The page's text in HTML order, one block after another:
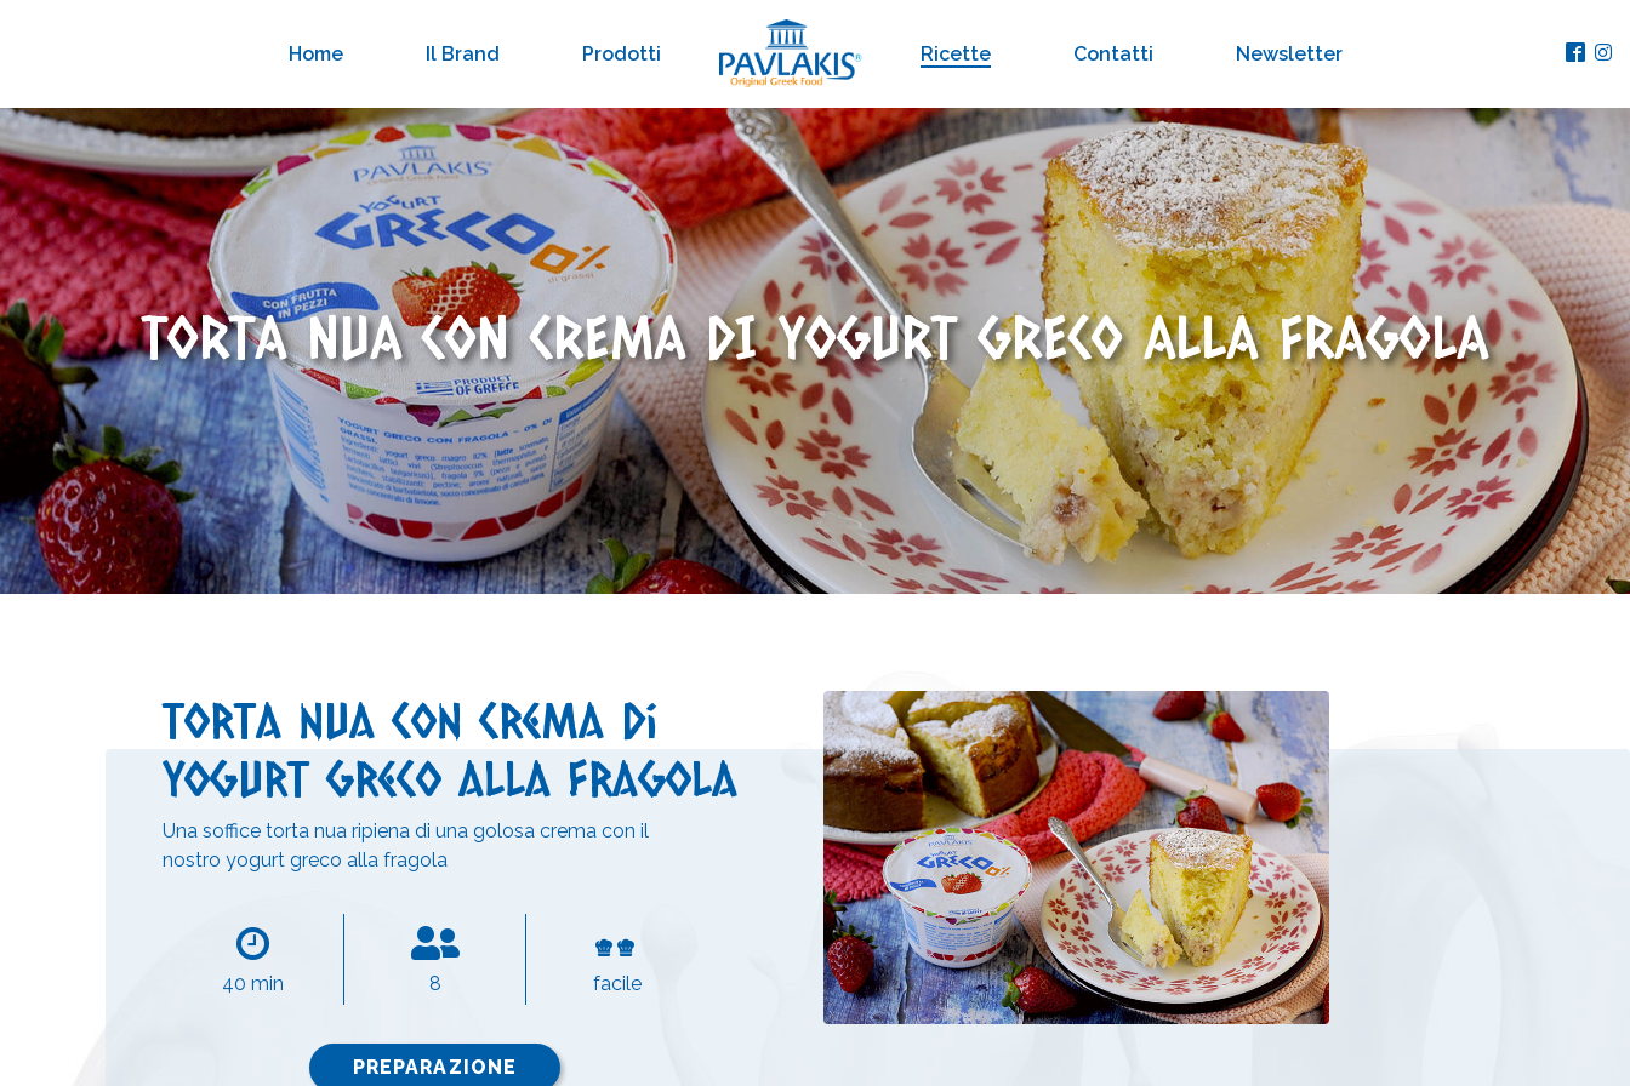
Home Il Brand Prodotti Ricette Contatti Newsletter
TORTA NUA CON CREMA DI YOGURT GRECO ALLA FRAGOLA
Torta nua con crema di
yogurt greco alla fragola
Una soffice torta nua ripiena di una golosa crema con il
nostro yogurt greco alla fragola
40 min 8 facile
PREPARAZIONE